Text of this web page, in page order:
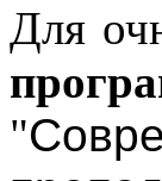
Для
"